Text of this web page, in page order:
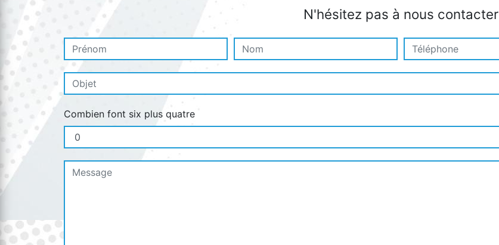
N'hésitez pas à nous contacter
Combien font six plus quatre